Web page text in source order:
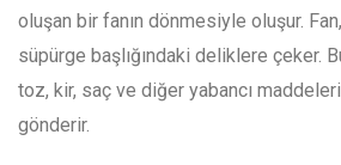
oluşan bir fanın dönmesiyle oluşur.
süpürge başlığındaki deliklere çeker.
toz, kir, saç ve diğer yabancı
gönderir.